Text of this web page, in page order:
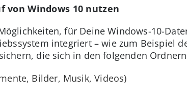
von Windows 10 nutzen
für Deine Windows-10-
integriert – wie zum Beispiel
die sich in den folgenden
Bilder, Musik, Videos)